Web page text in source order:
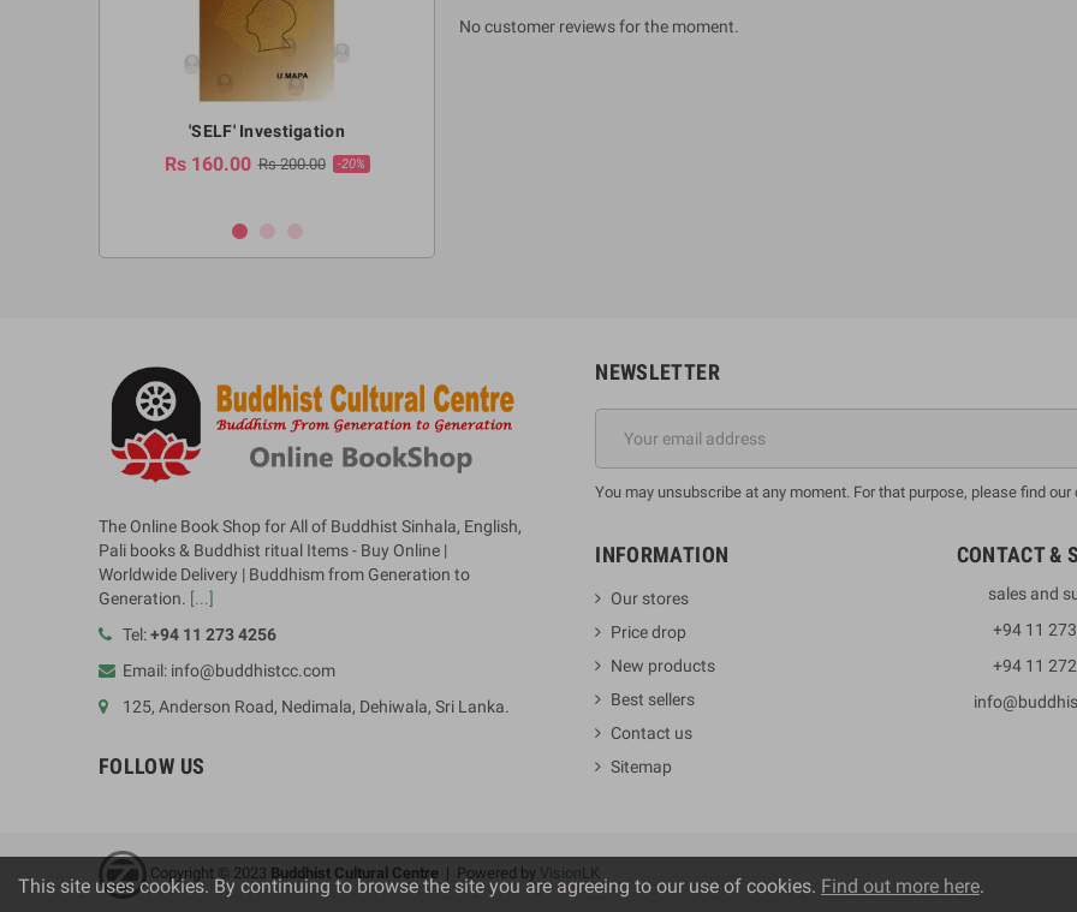
'SELF' Investigation
Rs 160.00 Rs 200.00 -20%
No customer reviews for the moment.
The Online Book Shop for All of Buddhist Sinhala, English,
Pali books & Buddhist ritual Items - Buy Online |
Worldwide Delivery | Buddhism from Generation to
Generation. [...]
Tel:+94 11 273 4256
Email: info@buddhistcc.com
125, Anderson Road, Nedimala, Dehiwala, Sri Lanka.
FOLLOW US
NEWSLETTER
You may unsubscribe at any moment. For that purpose, please find
INFORMATION
Our stores
Price drop
New products
Best sellers
Contact us
Sitemap
CONTACT &
sales and
+94 11
+94 11
Copyright © 2023 Buddhist Cultural Centre | Powered by VisionLK
This site uses cookies. By continuing to browse the site you are agreeing to our use of cookies. Find out more here.